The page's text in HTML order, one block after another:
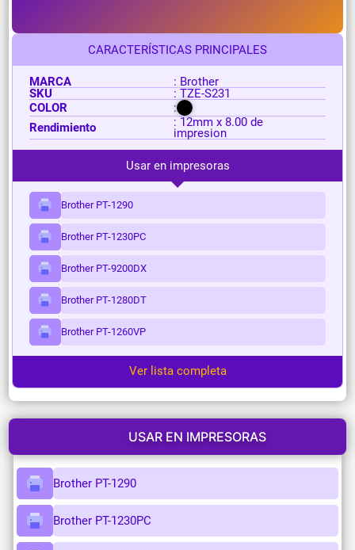
CARACTERÍSTICAS PRINCIPALES
MARCA
: Brother
SKU
: TZE-S231
COLOR
:
Rendimiento
: 12mm x 8.00 de
impresion
Usar en impresoras
Brother PT-1290
Brother PT-1230PC
Brother PT-9200DX
Brother PT-1280DT
Brother PT-1260VP
Ver lista completa
USAR EN IMPRESORAS
Brother PT-1290
Brother PT-1230PC